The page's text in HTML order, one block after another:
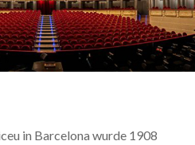
in Barcelona wurde 1908